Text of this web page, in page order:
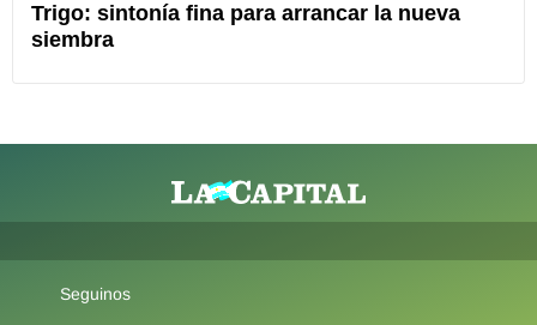
Trigo: sintonía fina para arrancar la nueva
siembra
Seguinos